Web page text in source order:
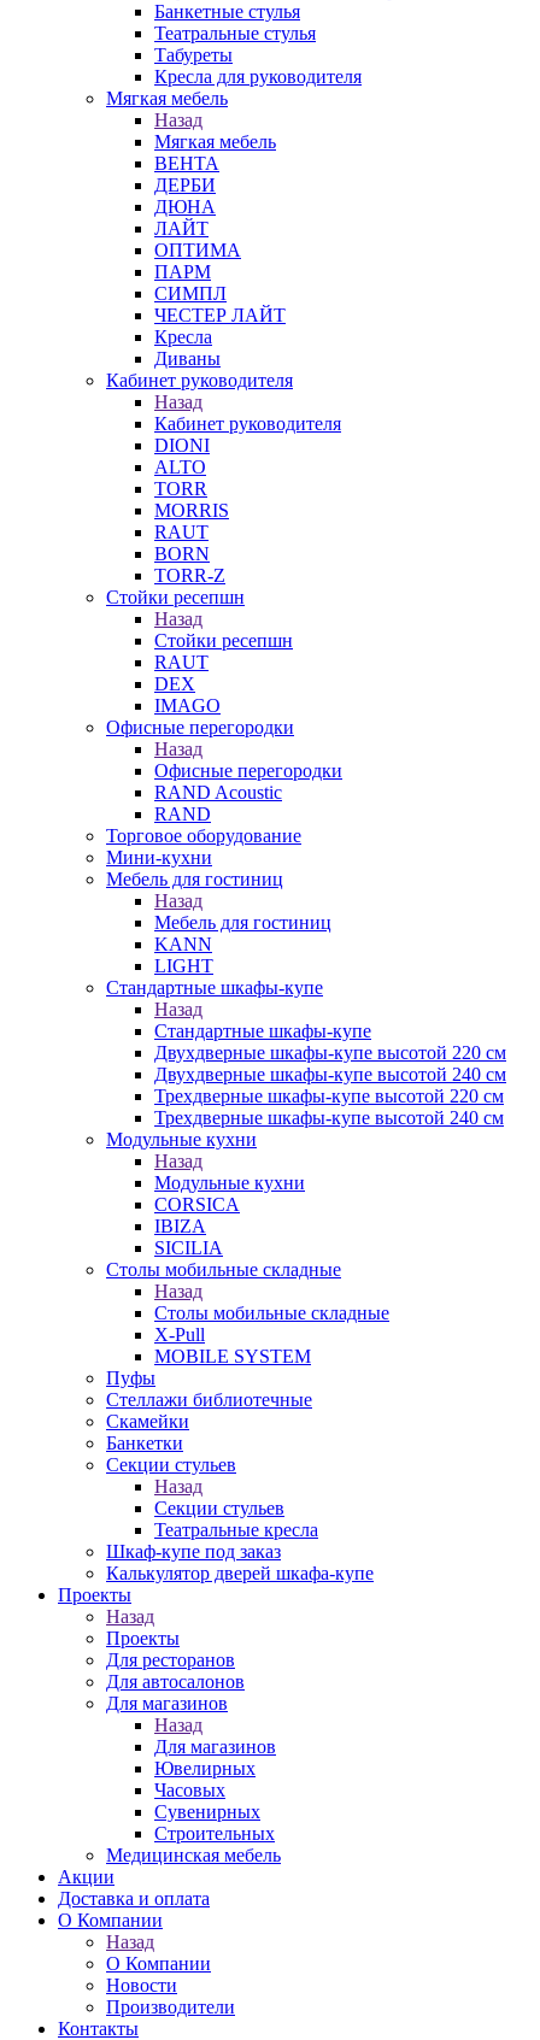
Банкетные стулья
Театральные стулья
Табуреты
Кресла для руководителя
Мягкая мебель
Назад
Мягкая мебель
ВЕНТА
ДЕРБИ
ДЮНА
ЛАЙТ
ОПТИМА
ПАРМ
СИМПЛ
ЧЕСТЕР ЛАЙТ
Кресла
Диваны
Кабинет руководителя
Назад
Кабинет руководителя
DIONI
ALTO
TORR
MORRIS
RAUT
BORN
TORR-Z
Стойки ресепшн
Назад
Стойки ресепшн
RAUT
DEX
IMAGO
Офисные перегородки
Назад
Офисные перегородки
RAND Acoustic
RAND
Торговое оборудование
Мини-кухни
Мебель для гостиниц
Назад
Мебель для гостиниц
KANN
LIGHT
Стандартные шкафы-купе
Назад
Стандартные шкафы-купе
Двухдверные шкафы-купе высотой 220 см
Двухдверные шкафы-купе высотой 240 см
Трехдверные шкафы-купе высотой 220 см
Трехдверные шкафы-купе высотой 240 см
Модульные кухни
Назад
Модульные кухни
CORSICA
IBIZA
SICILIA
Столы мобильные складные
Назад
Столы мобильные складные
X-Pull
MOBILE SYSTEM
Пуфы
Стеллажи библиотечные
Скамейки
Банкетки
Секции стульев
Назад
Секции стульев
Театральные кресла
Шкаф-купе под заказ
Калькулятор дверей шкафа-купе
Проекты
Назад
Проекты
Для ресторанов
Для автосалонов
Для магазинов
Назад
Для магазинов
Ювелирных
Часовых
Сувенирных
Строительных
Медицинская мебель
Акции
Доставка и оплата
О Компании
Назад
О Компании
Новости
Производители
Контакты